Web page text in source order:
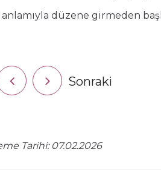
düzene girmeden
Sonraki
Tarihi: 07.02.2026